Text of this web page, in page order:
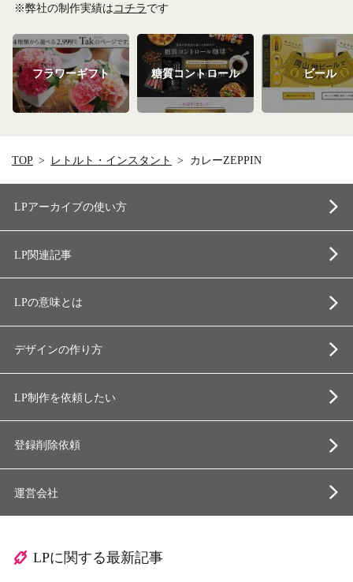
※弊社の制作実績はコチラです
フラワーギフト 糖質コントロール ビール
TOP レトルト・インスタント カレーZEPPIN
LPアーカイブの使い方
LP関連記事
LPの意味とは
デザインの作り方
LP制作を依頼したい
登録削除依頼
運営会社
LPに関する最新記事